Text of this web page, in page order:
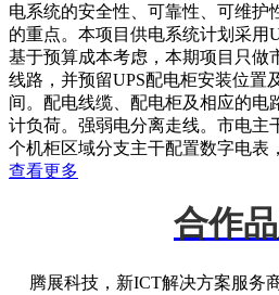
电系统的安全性、可靠性、可维护
的重点。本项目供电系统计划采用
基于预算成本考虑，本期项目只做
线路，并预留UPS配电柜安装位置
间。配电线缆、配电柜及相应的电
计负荷。强弱电分离走线。市电主
个机柜区域分支主干配置数字电表
查看更多
合作
腾展科技，新ICT解决方案服务